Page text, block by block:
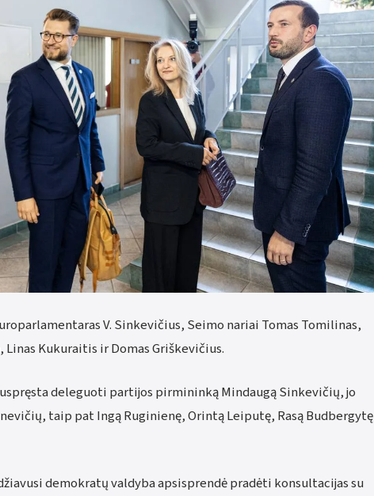
V. Sinkevičius, Seimo nariai Tomas Tomilinas,
Linas Kukuraitis ir Domas Griškevičius.
deleguoti partijos pirmininką Mindaugą Sinkevičių, jo
taip pat Ingą Ruginienę, Orintą Leiputę, Rasą Budbergytę
demokratų valdyba apsisprendė pradėti konsultacijas su